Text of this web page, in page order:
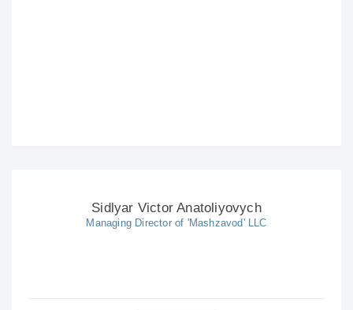
Sidlyar Victor Anatoliyovych
Managing Director of 'Mashzavod' LLC